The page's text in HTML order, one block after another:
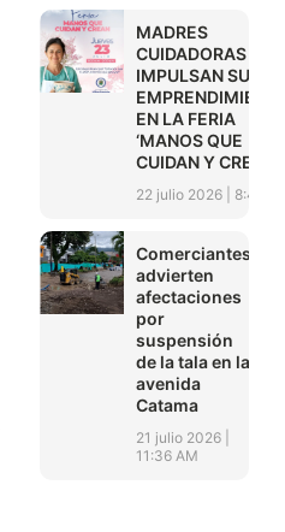
MADRES
CUIDADORAS
IMPULSAN SUS
EN LA FERIA
‘MANOS QUE
CUIDAN Y CREAN’
22 julio 2026 8:45
Comerciantes
advierten
afectaciones
por
suspensión
de la tala en la
avenida
Catama
21 julio 2026
11:36 AM